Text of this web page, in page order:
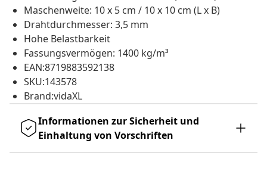
Maschenweite: 10 x 5 cm / 10 x 10 cm (L x B)
Drahtdurchmesser: 3,5 mm
Hohe Belastbarkeit
Fassungsvermögen: 1400 kg/m³
EAN:8719883592138
SKU:143578
Brand:vidaXL
Informationen zur Sicherheit und
Einhaltung von Vorschriften